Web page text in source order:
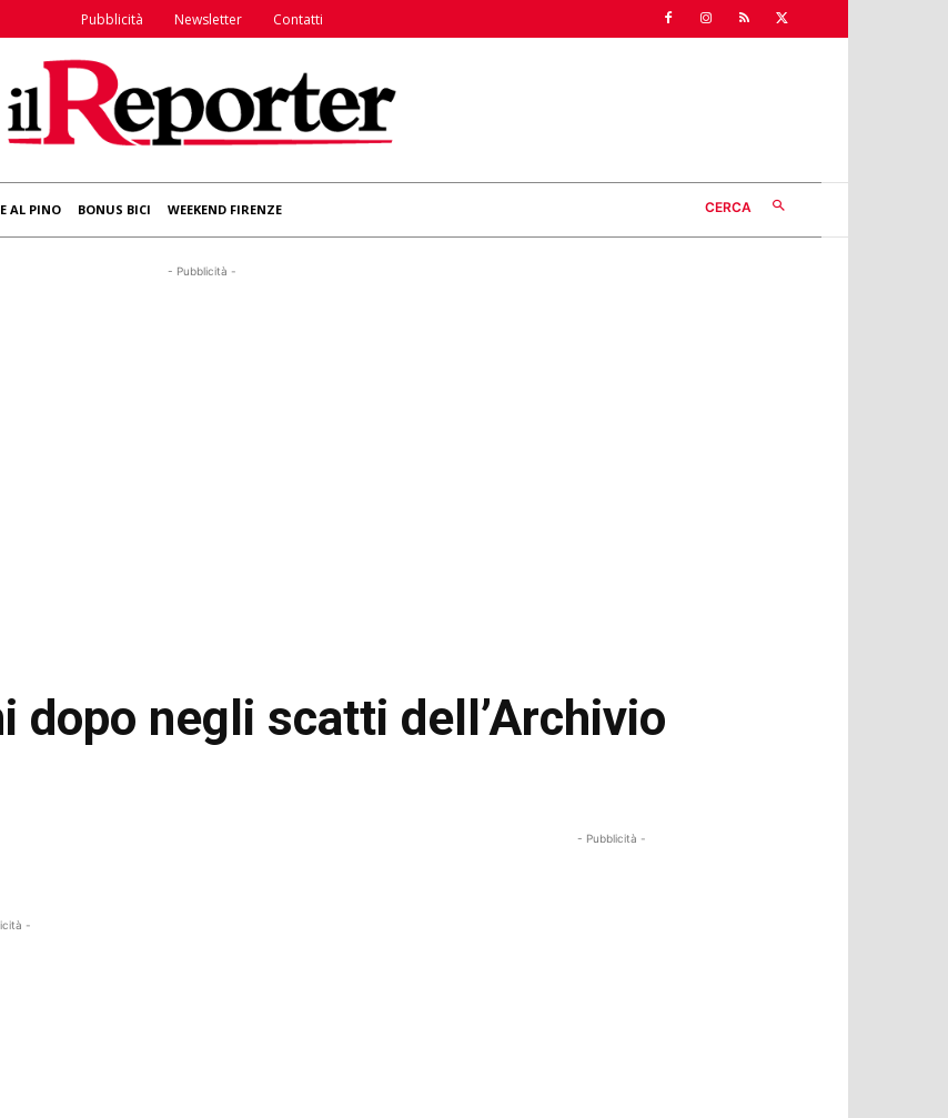
Pubblicità Newsletter Contatti
AL PINO BONUS BICI WEEKEND FIRENZE CERCA
- Pubblicità -
dopo negli scatti dell’Archivio
-
- Pubblicità -